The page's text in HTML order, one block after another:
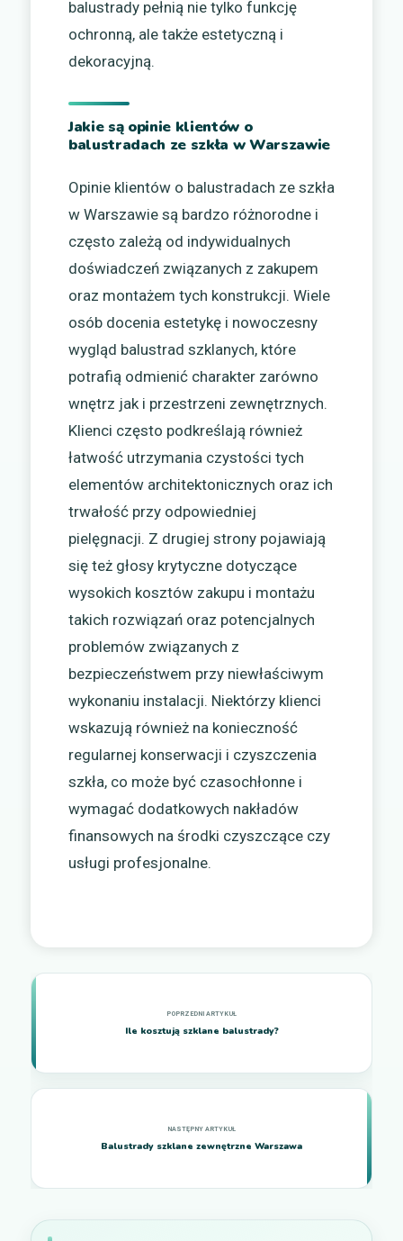
balustrady pełnią nie tylko funkcję
ochronną, ale także estetyczną i
dekoracyjną.
Jakie są opinie klientów o
balustradach ze szkła w Warszawie
Opinie klientów o balustradach ze szkła
w Warszawie są bardzo różnorodne i
często zależą od indywidualnych
doświadczeń związanych z zakupem
oraz montażem tych konstrukcji. Wiele
osób docenia estetykę i nowoczesny
wygląd balustrad szklanych, które
potrafią odmienić charakter zarówno
wnętrz jak i przestrzeni zewnętrznych.
Klienci często podkreślają również
łatwość utrzymania czystości tych
elementów architektonicznych oraz ich
trwałość przy odpowiedniej
pielęgnacji. Z drugiej strony pojawiają
się też głosy krytyczne dotyczące
wysokich kosztów zakupu i montażu
takich rozwiązań oraz potencjalnych
problemów związanych z
bezpieczeństwem przy niewłaściwym
wykonaniu instalacji. Niektórzy klienci
wskazują również na konieczność
regularnej konserwacji i czyszczenia
szkła, co może być czasochłonne i
wymagać dodatkowych nakładów
finansowych na środki czyszczące czy
usługi profesjonalne.
Ile kosztują szklane balustrady?
Balustrady szklane zewnętrzne Warszawa